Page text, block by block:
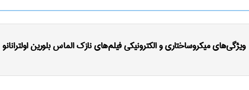
ویژگی‌های میکروساختاری و الکترونیکی فیلم‌های نازک الماس بلورین اولترانانو